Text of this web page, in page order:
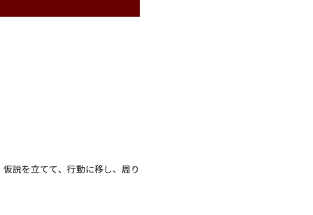
説を立てて、行動に移し、周り